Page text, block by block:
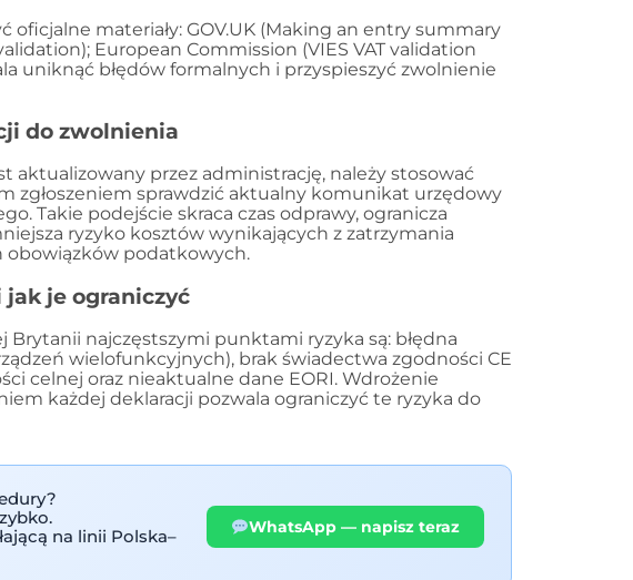
materiały: GOV.UK (Making an entry summary
European Commission (VIES VAT validation
uniknąć błędów formalnych i przyspieszyć zwolnienie
do zwolnienia
aktualizowany przez administrację, należy stosować
zgłoszeniem sprawdzić aktualny komunikat urzędowy
Takie podejście skraca czas odprawy, ogranicza
ryzyko kosztów wynikających z zatrzymania
obowiązków podatkowych.
jak je ograniczyć
najczęstszymi punktami ryzyka są: błędna
wielofunkcyjnych), brak świadectwa zgodności CE
celnej oraz nieaktualne dane EORI. Wdrożenie
każdej deklaracji pozwala ograniczyć te ryzyka do
na linii Polska–
WhatsApp — napisz teraz